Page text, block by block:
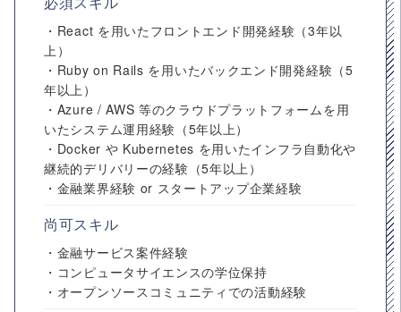
・React を用いたフロントエンド開発経験（3年以
上）
・Ruby on Rails を用いたバックエンド開発経験（5
年以上）
・Azure / AWS 等のクラウドプラットフォームを用
いたシステム運用経験（5年以上）
・Docker や Kubernetes を用いたインフラ自動化や
継続的デリバリーの経験（5年以上）
・金融業界経験 or スタートアップ企業経験
尚可スキル
・金融サービス案件経験
・コンピュータサイエンスの学位保持
・オープンソースコミュニティでの活動経験